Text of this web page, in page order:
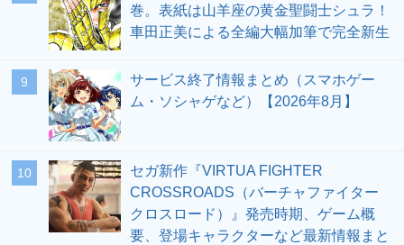
巻。表紙は山羊座の黄金聖闘士シュラ！
車田正美による全編大幅加筆で完全新生
9
サービス終了情報まとめ（スマホゲー
ム・ソシャゲなど）【2026年8月】
10
セガ新作『VIRTUA FIGHTER
CROSSROADS（バーチャファイター
クロスロード）』発売時期、ゲーム概
要、登場キャラクターなど最新情報まと